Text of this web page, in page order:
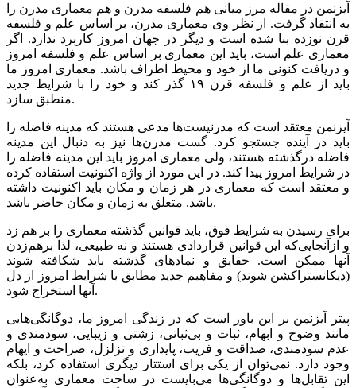
آیزنمن در مقاله مرز میانی هم فلسفه مدرن و هم معماری مدرن را
به انتقاد گرفت. از نظر وی معماری مدرن، بر اساس علم و فلسفه
قرن نوزده بنا شده است و دیگر در جهان امروز کاربرد ندارد. اگر
معماری علم است، باید این معماری بر اساس علم و فلسفه امروز
و دریافت کنونی ما از خود و محیط اطراف باشد. معماری امروز ما
باید از علم و فلسفه قرن ۱۹ گذر کند و خود را با شرایط جدید
منطبق سازد.
آیزنمن معتقد است که مدرنیست‌ها مدعی هستند که مدینه فاضله را
باید در آینده جستجو کرد. گست مدرن‌ها نیز به دنبال این مدینه
فاضله درگذشته هستند، ولی معماری امروز باید این مدینه فاضله را
در شرایط امروز پیدا کند. در این مورد از واژه اکنونیت استفاده کرده
و معتقد است که معماری در هر زمان و مکان باید اکنونیت داشته
باشد. متعلق به زمان و مکان حاضر باشد.
برای رسیدن به شرایط فوق، باید قوانین گذشته معماری را بر هم زد
و ازآنجایی‌که این قوانین قراردادی هستند و نه طبیعی، لذا برهم‌زدن
آنها ممکن است. حقایق و نمادهای گذشته باید شکافته شوند
(دیکانستراکشن شوند) و مفاهیم جدید مطابق با شرایط امروز از دل
آنها استخراج شود.
پیتر آیزنمن بر این باور است که در زندگی امروز ما، دوگانگی‌هایی
مانند وضوح و ابهام، ثبات و بی‌ثباتی، زشتی و زیبایی، سودمندی و
عدم سودمندی، صداقت و فریب، پایداری و تزلزل، صراحت و ایهام
وجود دارد. نمی‌توان از یکی برای استتار دیگری استفاده کرد، بلکه
این تقابل‌ها و دوگانگی‌ها می‌بایست در ساحت معماری به‌عنوان